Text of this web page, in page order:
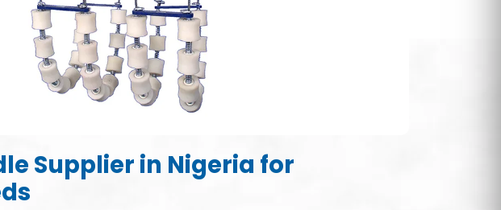
Supplier in Nigeria for